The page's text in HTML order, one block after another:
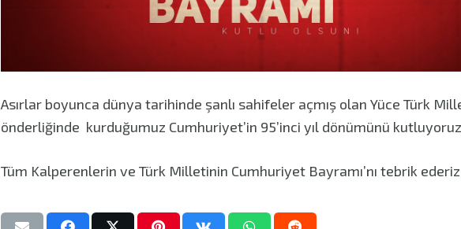
Asırlar boyunca dünya tarihinde şanlı sahifeler açmış olan Yüce Türk
önderliğinde kurduğumuz Cumhuriyet’in 95’inci yıl dönümünü
Tüm Kalperenlerin ve Türk Milletinin Cumhuriyet Bayramı’nı tebrik